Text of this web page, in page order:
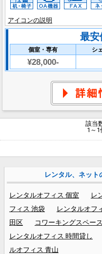
アイコンの説明
最安
個室・専有 シ
¥28,000-
該当
1～1
レンタル、ネット
レンタルオフィス 個室 レ
フィス 池袋
レンタルオフ
田区
コワーキングスペー
レンタルオフィス 時間貸し
ルオフィス 青山